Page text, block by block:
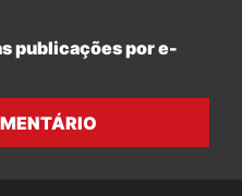
publicações por e-